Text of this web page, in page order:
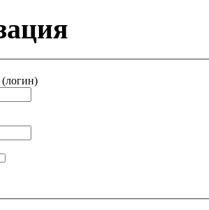
(логин)